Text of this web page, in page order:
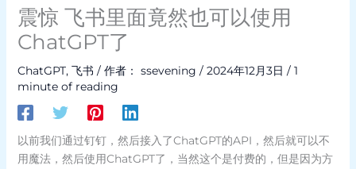
震惊 飞书里面竟然也可以使用
ChatGPT了
ChatGPT, 飞书 / 作者： ssevening / 2024年12月3日 / 1
minute of reading
以前我们通过钉钉，然后接入了ChatGPT的API，然后就可以不
用魔法，然后使用ChatGPT了，当然这个是付费的，但是因为方